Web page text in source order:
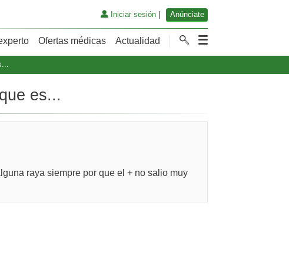
Iniciar sesión| Anúnciate
Ofertas médicas Actualidad
es...
raya siempre por que el + no salio muy